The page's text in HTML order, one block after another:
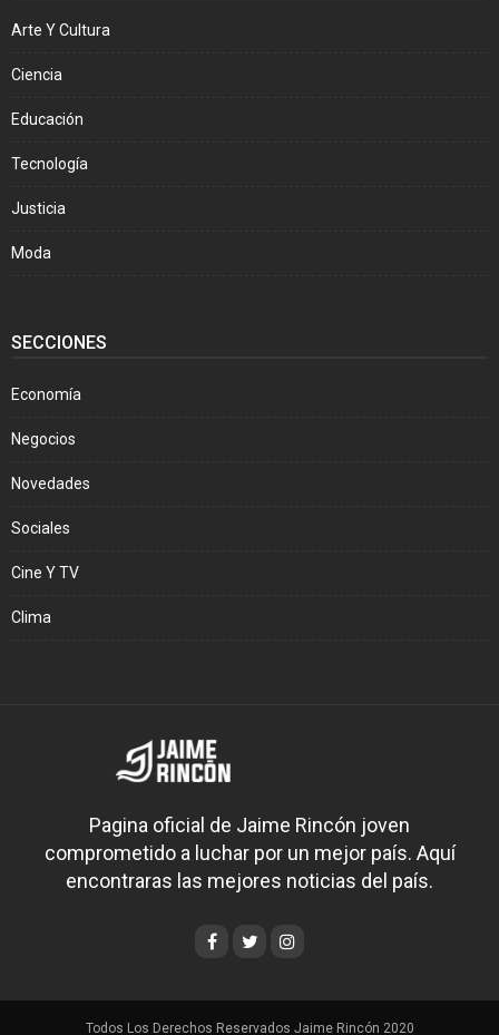
Arte Y Cultura
Ciencia
Educación
Tecnología
Justicia
Moda
SECCIONES
Economía
Negocios
Novedades
Sociales
Cine Y TV
Clima
Pagina oficial de Jaime Rincón joven
comprometido a luchar por un mejor país. Aquí
encontraras las mejores noticias del país.
Todos Los Derechos Reservados Jaime Rincón 2020